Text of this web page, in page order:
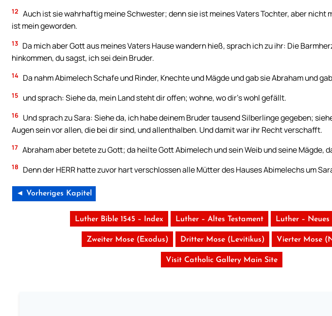
12 Auch ist sie wahrhaftig meine Schwester; denn sie ist meines Vaters Tochter, aber nicht
ist mein geworden.
13 Da mich aber Gott aus meines Vaters Hause wandern hieß, sprach ich zu ihr: Die
hinkommen, du sagst, ich sei dein Bruder.
14 Da nahm Abimelech Schafe und Rinder, Knechte und Mägde und gab sie Abraham und
15 und sprach: Siehe da, mein Land steht dir offen; wohne, wo dir’s wohl gefällt.
16 Und sprach zu Sara: Siehe da, ich habe deinem Bruder tausend Silberlinge gegeben;
Augen sein vor allen, die bei dir sind, und allenthalben. Und damit war ihr Recht verschafft.
17 Abraham aber betete zu Gott; da heilte Gott Abimelech und sein Weib und seine Mägde,
18 Denn der HERR hatte zuvor hart verschlossen alle Mütter des Hauses Abimelechs um
◄ Vorheriges Kapitel
Luther Bible 1545 – Index Luther – Altes Testament Luther – Neues
Zweiter Mose (Exodus) Dritter Mose (Levitikus) Vierter Mose
Visit Catholic Gallery Main Site